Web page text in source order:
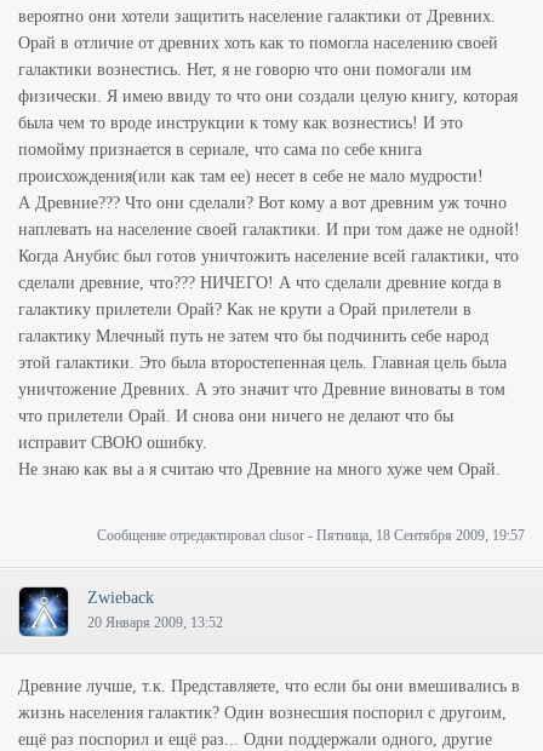
вероятно они хотели защитить население галактики от Древних.
Орай в отличие от древних хоть как то помогла населению своей
галактики вознестись. Нет, я не говорю что они помогали им
физически. Я имею ввиду то что они создали целую книгу, которая
была чем то вроде инструкции к тому как вознестись! И это
помойму признается в сериале, что сама по себе книга
происхождения(или как там ее) несет в себе не мало мудрости!
А Древние??? Что они сделали? Вот кому а вот древним уж точно
наплевать на население своей галактики. И при том даже не одной!
Когда Анубис был готов уничтожить население всей галактики, что
сделали древние, что??? НИЧЕГО! А что сделали древние когда в
галактику прилетели Орай? Как не крути а Орай прилетели в
галактику Млечный путь не затем что бы подчинить себе народ
этой галактики. Это была второстепенная цель. Главная цель была
уничтожение Древних. А это значит что Древние виноваты в том
что прилетели Орай. И снова они ничего не делают что бы
исправит СВОЮ ошибку.
Не знаю как вы а я считаю что Древние на много хуже чем Орай.
Сообщение отредактировал clusor - Пятница, 18 Сентября 2009, 19:57
Zwieback
20 Января 2009, 13:52
Древние лучше, т.к. Представляете, что если бы они вмешивались в
жизнь населения галактик? Один вознесшия поспорил с другоим,
ещё раз поспорил и ещё раз... Одни поддержали одного, другие